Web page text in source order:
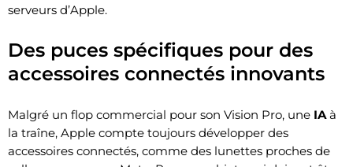
serveurs d’Apple.
Des puces spécifiques pour des
accessoires connectés innovants
Malgré un flop commercial pour son Vision Pro, une IA à
la traîne, Apple compte toujours développer des
accessoires connectés, comme des lunettes proches de